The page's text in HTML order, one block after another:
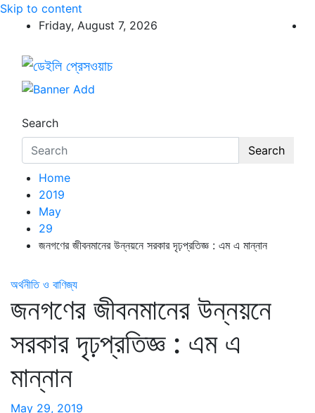
Skip to content
Friday, August 7, 2026
ডেইলি প্রেসওয়াচ
ডেইলি প্রেসওয়াচ মুক্তিযুদ্ধের চেতনায় উদ্বুদ্ধ মুখপত্র
Search
Search
Home
2019
May
29
জনগণের জীবনমানের উন্নয়নে সরকার দৃঢ়প্রতিজ্ঞ : এম এ মান্নান
অর্থনীতি ও বাণিজ্য
জনগণের জীবনমানের উন্নয়নে
সরকার দৃঢ়প্রতিজ্ঞ : এম এ
মান্নান
May 29, 2019